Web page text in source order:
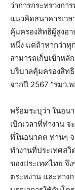
ว่าการกระทรวงก
แนวคิดธนาคารเว
คุ้มครองสิทธิผู้สูงอ
หนึ่ง แต่ถ้าหากว่าทุ
สามารถเก็บเข้าหลั
บริบาลคุ้มครองสิท
จากปี 2567 “รมว.
พร้อมระบุว่า ในอน
เบิกเวลาที่ทำงาน
ที่ในอนาคต ท่านๆ
ทำงานที่ประเทศส
ของประเทศไทย จึ
ตระหง่าน และทาง